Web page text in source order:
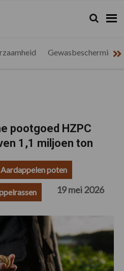
Zoeken...
Zoek
Gewasbescherming
pootgoed HZPC
1,1 miljoen ton
Aardappelen poten
19 mei 2026